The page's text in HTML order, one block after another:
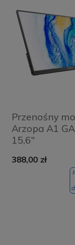
Przenośny
Arzopa A1
15,6"
388,00 zł